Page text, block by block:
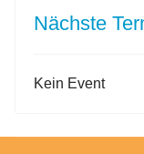
Nächste
Kein Event